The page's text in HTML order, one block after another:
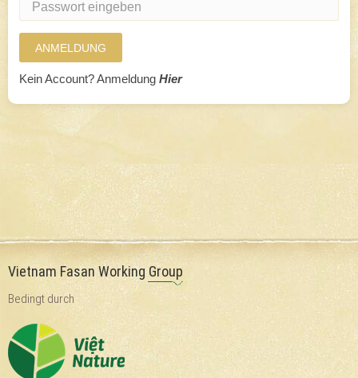
ANMELDUNG
Kein Account? Anmeldung Hier
Vietnam Fasan Working Group
Bedingt durch